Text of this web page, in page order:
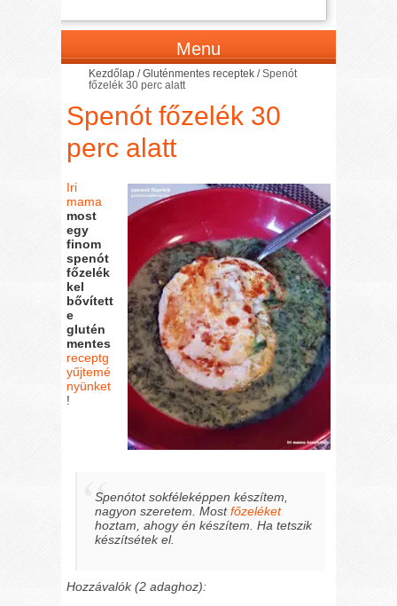
Menu
Kezdőlap /Gluténmentes receptek /Spenót
főzelék 30 perc alatt
Spenót főzelék 30
perc alatt
Iri
mama
most
egy
finom
spenót
főzelék
kel
bővített
e
glutén
mentes
receptg
yűjtemé
nyünket
!
Spenótot sokféleképpen készítem,
nagyon szeretem. Mostfőzeléket
hoztam, ahogy én készítem. Ha tetszik
készítsétek el.
Hozzávalók (2 adaghoz):